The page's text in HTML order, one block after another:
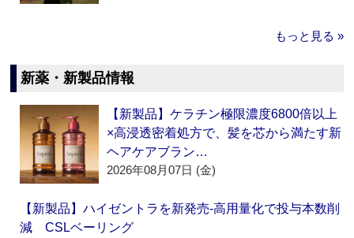
もっと見る »
新薬・新製品情報
【新製品】ケラチン極限濃度6800倍以上
×高浸透密着処方で、髪を芯から満たす新
ヘアケアブラン…
2026年08月07日 (金)
【新製品】ハイゼントラを新発売‐高用量化で投与本数削
減 CSLベーリング